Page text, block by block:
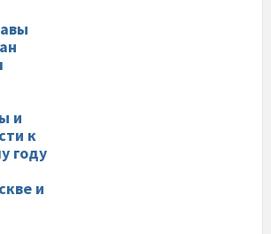
и
к
году
и